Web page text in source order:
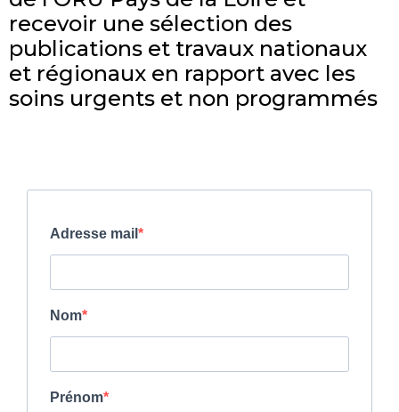
recevoir une sélection des
publications et travaux nationaux
et régionaux en rapport avec les
soins urgents et non programmés